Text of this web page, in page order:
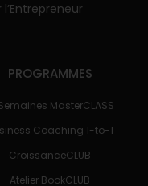
l’Entrepreneur
PROGRAMMES
MasterCLASS
Coaching 1-to-1
CroissanceCLUB
Atelier BookCLUB